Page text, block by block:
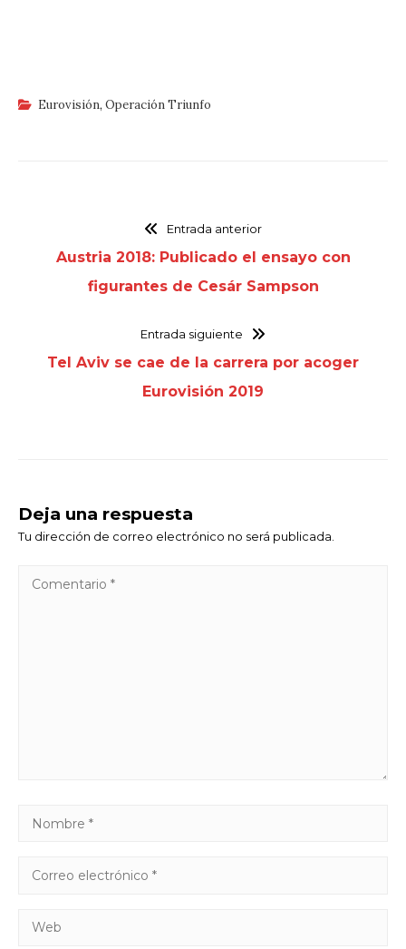
Eurovisión, Operación Triunfo
Entrada anterior
Austria 2018: Publicado el ensayo con
figurantes de Cesár Sampson
Entrada siguiente
Tel Aviv se cae de la carrera por acoger
Eurovisión 2019
Deja una respuesta
Tu dirección de correo electrónico no será publicada.